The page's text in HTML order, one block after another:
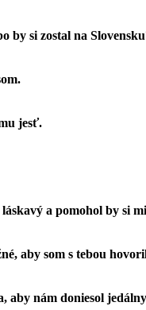
by si zostal na
jesť.
a pomohol by si
aby som s tebou
aby nám doniesol